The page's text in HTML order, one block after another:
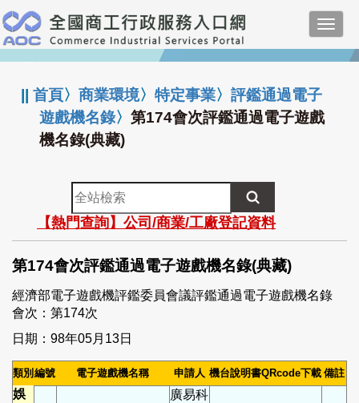
跳
到
主
要
:::
||首頁〉商業環境〉特定事業〉評鑑通過電子
遊戲機名錄〉第174會次評鑑通過電子遊戲
機名錄(典藏)
全
站
檢
索
【熱門查詢】公司/商業/工廠登記資料
第174會次評鑑通過電子遊戲機名錄(典藏)
經濟部電子遊戲機評鑑委員會議評鑑通過電子遊戲機名錄
會次：第174次
日期：98年05月13日
類別 編號 電子遊戲機名稱 申請人 機台說明書QRcode下載 備註
娛
廣易科